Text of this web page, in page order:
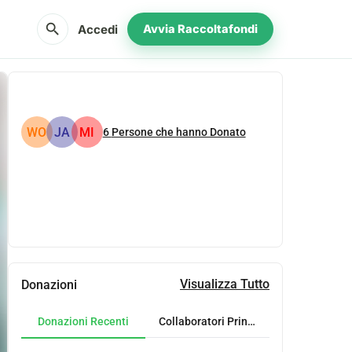
search Accedi Avvia Raccoltafondi
WO JA MI 6 Persone che hanno Donato
Donazioni Visualizza Tutto
Donazioni Recenti Collaboratori Principali